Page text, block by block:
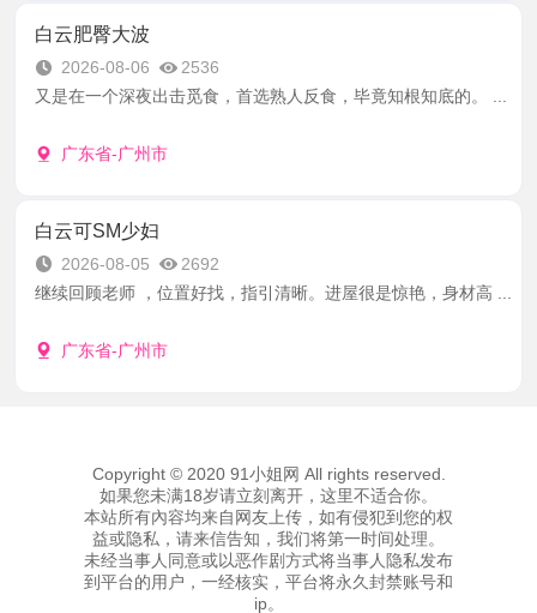
白云肥臀大波
2026-08-06
2536
又是在一个深夜出击觅食，首选熟人反食，毕竟知根知底的。 ...
广东省-广州市
白云可SM少妇
2026-08-05
2692
继续回顾老师 ，位置好找，指引清晰。进屋很是惊艳，身材高 ...
广东省-广州市
Copyright © 2020 91小姐网 All rights reserved.
如果您未满18岁请立刻离开，这里不适合你。
本站所有內容均来自网友上传，如有侵犯到您的权
益或隐私，请来信告知，我们将第一时间处理。
未经当事人同意或以恶作剧方式将当事人隐私发布
到平台的用户，一经核实，平台将永久封禁账号和
ip。